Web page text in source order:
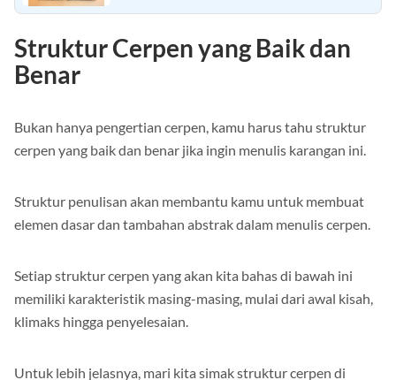
Struktur Cerpen yang Baik dan
Benar
Bukan hanya pengertian cerpen, kamu harus tahu struktur
cerpen yang baik dan benar jika ingin menulis karangan ini.
Struktur penulisan akan membantu kamu untuk membuat
elemen dasar dan tambahan abstrak dalam menulis cerpen.
Setiap struktur cerpen yang akan kita bahas di bawah ini
memiliki karakteristik masing-masing, mulai dari awal kisah,
klimaks hingga penyelesaian.
Untuk lebih jelasnya, mari kita simak struktur cerpen di